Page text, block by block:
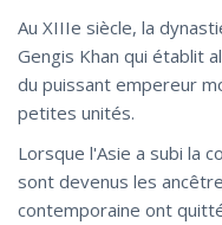
Au XIIIe siècle, la
Gengis Khan qui établit
du puissant empereur
petites unités.
Lorsque l'Asie a subi la
sont devenus les
contemporaine ont